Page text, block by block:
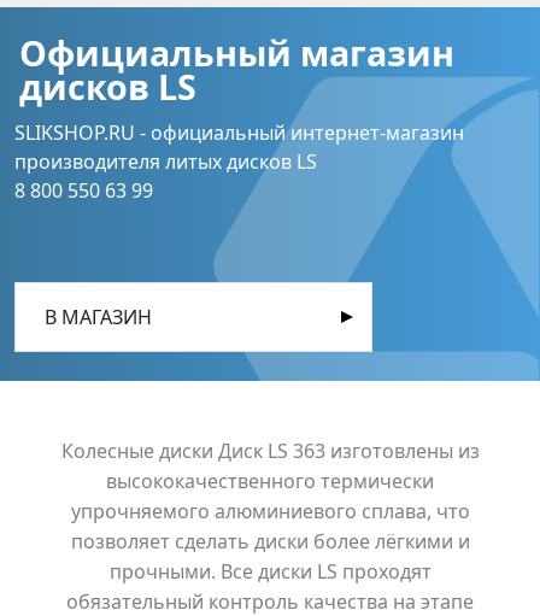
Официальный магазин
дисков LS
SLIKSHOP.RU - официальный интернет-магазин
производителя литых дисков LS
8 800 550 63 99
В МАГАЗИН
Колесные диски Диск LS 363 изготовлены из
высококачественного термически
упрочняемого алюминиевого сплава, что
позволяет сделать диски более лёгкими и
прочными. Все диски LS проходят
обязательный контроль качества на этапе